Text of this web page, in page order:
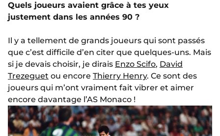
Quels joueurs avaient grâce à tes yeux
justement dans les années 90 ?
Il y a tellement de grands joueurs qui sont passés
que c’est difficile d’en citer que quelques-uns. Mais
si je devais choisir, je dirais Enzo Scifo, David
Trezeguet ou encore Thierry Henry. Ce sont des
joueurs qui m’ont vraiment fait vibrer et aimer
encore davantage l’AS Monaco !